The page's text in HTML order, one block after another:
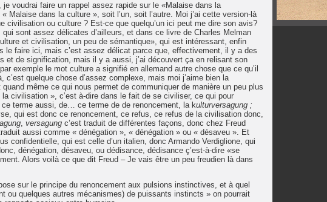
voudrai faire un rappel assez rapide sur le «Malaise dans la
dans la culture », soit l’un, soit l’autre. Moi j’ai cette version-là
ou culture ? Est-ce que quelqu’un ici peut me dire son avis?
sont assez délicates d’ailleurs, et dans ce livre de Charles Melman
et civilisation, un peu de sémantique», qui est intéressant, enfin
faire ici, mais c’est assez délicat parce que, effectivement, il y a des
et de signification, mais il y a aussi, j’ai découvert ça en relisant son
exemple le mot culture a signifié en allemand autre chose que ce qu’il
quelque chose d’assez complexe, mais moi j’aime bien la
même ce qui nous permet de communiquer de manière un peu plus
civilisation », c’est à-dire dans le fait de se civiliser, ce qui pour
terme aussi, de… ce terme de de renoncement, la kulturversagung ;
qui est donc ce renoncement, ce refus, ce refus de la civilisation donc,
, versagung c’est traduit de différentes façons, donc chez Freud
aussi comme « dénégation », « dénégation » ou « désaveu ». Et
confidentielle, qui est celle d’un italien, donc Armando Verdiglione, qui
dénégation, désaveu, ou dédisance, dédisance ç’est-à-dire «se
Alors voilà ce que dit Freud – Je vais être un peu freudien là dans
sur le principe du renoncement aux pulsions instinctives, et à quel
ou quelques autres mécanismes) de puissants instincts » on pourrait